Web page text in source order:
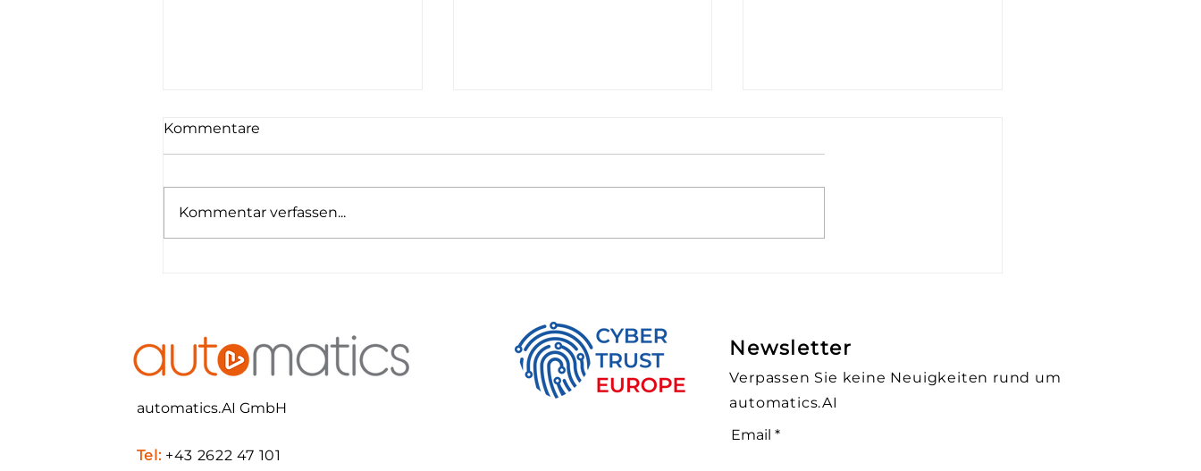
Kommentare
Kommentar verfassen...
automatics.AI GmbH
Tel: +43 2622 47 101
Newsletter
Verpassen Sie keine Neuigkeiten rund um
automatics.AI
Email